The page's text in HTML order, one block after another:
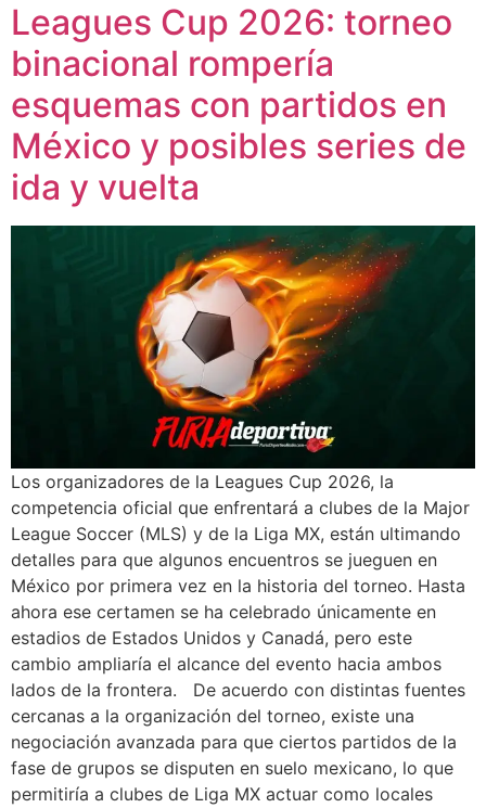
Leagues Cup 2026: torneo
binacional rompería
esquemas con partidos en
México y posibles series de
ida y vuelta
Los organizadores de la Leagues Cup 2026, la
competencia oficial que enfrentará a clubes de la Major
League Soccer (MLS) y de la Liga MX, están ultimando
detalles para que algunos encuentros se jueguen en
México por primera vez en la historia del torneo. Hasta
ahora ese certamen se ha celebrado únicamente en
estadios de Estados Unidos y Canadá, pero este
cambio ampliaría el alcance del evento hacia ambos
lados de la frontera. De acuerdo con distintas fuentes
cercanas a la organización del torneo, existe una
negociación avanzada para que ciertos partidos de la
fase de grupos se disputen en suelo mexicano, lo que
permitiría a clubes de Liga MX actuar como locales